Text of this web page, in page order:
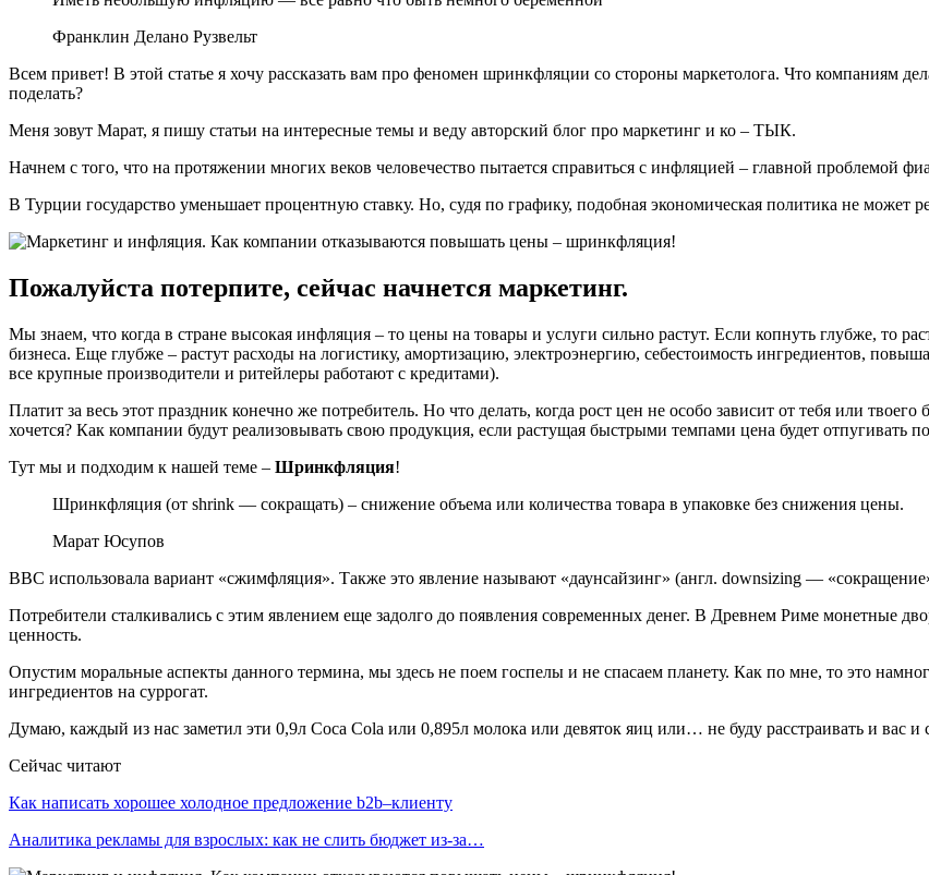
Франклин Делано Рузвельт
Всем привет! В этой статье я хочу рассказать вам про феномен шринкфляции со стороны маркетолога. Что компаниям
поделать?
Меня зовут Марат, я пишу статьи на интересные темы и веду авторский блог про маркетинг и ко – ТЫК.
Начнем с того, что на протяжении многих веков человечество пытается справиться с инфляцией – главной проблемой
В Турции государство уменьшает процентную ставку. Но, судя по графику, подобная экономическая политика не может
Пожалуйста потерпите, сейчас начнется маркетинг.
Мы знаем, что когда в стране высокая инфляция – то цены на товары и услуги сильно растут. Если копнуть глубже, то
бизнеса. Еще глубже – растут расходы на логистику, амортизацию, электроэнергию, себестоимость ингредиентов,
все крупные производители и ритейлеры работают с кредитами).
Платит за весь этот праздник конечно же потребитель. Но что делать, когда рост цен не особо зависит от тебя или
хочется? Как компании будут реализовывать свою продукция, если растущая быстрыми темпами цена будет отпугивать
Тут мы и подходим к нашей теме – Шринкфляция!
Шринкфляция (от shrink — сокращать) – снижение объема или количества товара в упаковке без снижения цены.
Марат Юсупов
BBC использовала вариант «сжимфляция». Также это явление называют «даунсайзинг» (англ. downsizing —
Потребители сталкивались с этим явлением еще задолго до появления современных денег. В Древнем Риме монетные
ценность.
Опустим моральные аспекты данного термина, мы здесь не поем госпелы и не спасаем планету. Как по мне, то это
ингредиентов на суррогат.
Думаю, каждый из нас заметил эти 0,9л Coca Cola или 0,895л молока или девяток яиц или… не буду расстраивать и вас и
Сейчас читают
Как написать хорошее холодное предложение b2b–клиенту
Аналитика рекламы для взрослых: как не слить бюджет из-за…